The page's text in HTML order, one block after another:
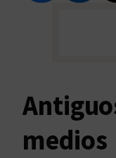
medios